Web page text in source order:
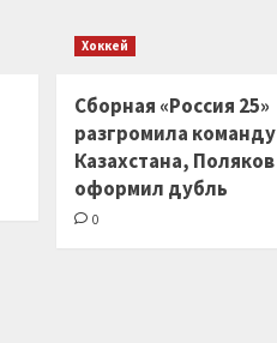
Хоккей
Сборная «Россия 25»
разгромила команду
Казахстана, Поляков
оформил дубль
0